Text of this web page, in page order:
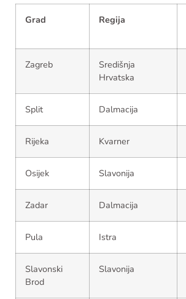
Grad Regija
Zagreb
Središnja
Hrvatska
Split Dalmacija
Rijeka Kvarner
Osijek Slavonija
Zadar Dalmacija
Pula Istra
Slavonski
Brod
Slavonija